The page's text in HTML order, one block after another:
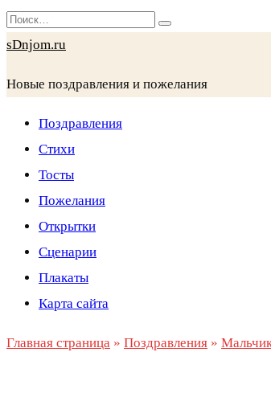
Перейти
к
Search
for:
sDnjom.ru
Новые поздравления и пожелания
Поздравления
Стихи
Тосты
Пожелания
Открытки
Сценарии
Плакаты
Карта сайта
Главная страница » Поздравления »